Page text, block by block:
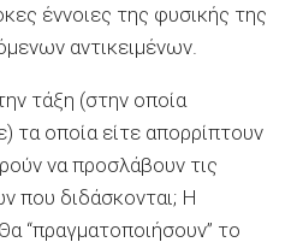
έννοιες της φυσικής της
αντικειμένων.
τάξη (στην οποία
τα οποία είτε απορρίπτουν
να προσλάβουν τις
που διδάσκονται; Η
“πραγματοποιήσουν” το